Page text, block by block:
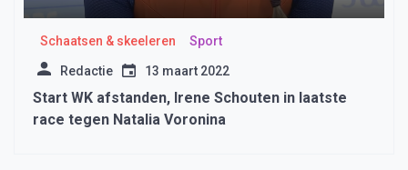
Schaatsen & skeeleren Sport
Redactie 13 maart 2022
Start WK afstanden, Irene Schouten in laatste
race tegen Natalia Voronina